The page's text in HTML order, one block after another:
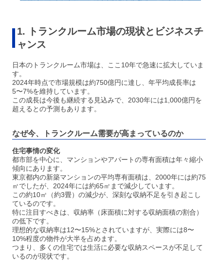
1. トランクルーム市場の現状とビジネスチ
ャンス
日本のトランクルーム市場は、ここ10年で急速に拡大していま
す。
2024年時点で市場規模は約750億円に達し、年平均成長率は
5〜7%を維持しています。
この成長は今後も継続する見込みで、2030年には1,000億円を
超えるとの予測もあります。
なぜ今、トランクルーム需要が高まっているのか
住宅事情の変化
都市部を中心に、マンションやアパートの専有面積は年々縮小
傾向にあります。
東京都内の新築マンションの平均専有面積は、2000年には約75
㎡でしたが、2024年には約65㎡まで減少しています。
この約10㎡（約3畳）の減少が、深刻な収納不足を引き起こし
ているのです。
特に注目すべきは、収納率（床面積に対する収納面積の割合）
の低下です。
理想的な収納率は12〜15%とされていますが、実際には8〜
10%程度の物件が大半を占めます。
つまり、多くの住宅では生活に必要な収納スペースが不足して
いるのが現状です。